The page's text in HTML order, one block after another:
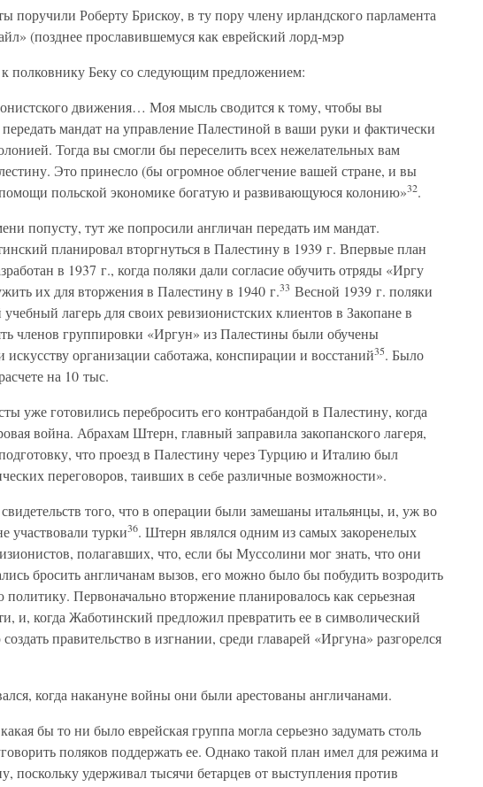
поручили Роберту Брискоу, в ту пору члену ирландского парламента
(позднее прославившемуся как еврейский лорд-мэр
к полковнику Беку со следующим предложением:
движения… Моя мысль сводится к тому, чтобы вы
мандат на управление Палестиной в ваши руки и фактически
Тогда вы смогли бы переселить всех нежелательных вам
Это принесло (бы огромное облегчение вашей стране, и вы
польской экономике богатую и развивающуюся колонию»32.
попусту, тут же попросили англичан передать им мандат.
планировал вторгнуться в Палестину в 1939 г. Впервые план
в 1937 г., когда поляки дали согласие обучить отряды «Иргу
их для вторжения в Палестину в 1940 г.33 Весной 1939 г. поляки
учебный лагерь для своих ревизионистских клиентов в Закопане в
членов группировки «Иргун» из Палестины были обучены
организации саботажа, конспирации и восстаний35. Было
на 10 тыс.
уже готовились перебросить его контрабандой в Палестину, когда
война. Абрахам Штерн, главный заправила закопанского лагеря,
что проезд в Палестину через Турцию и Италию был
переговоров, таивших в себе различные возможности».
того, что в операции были замешаны итальянцы, и, уж во
участвовали турки36. Штерн являлся одним из самых закоренелых
полагавших, что, если бы Муссолини мог знать, что они
бросить англичанам вызов, его можно было бы побудить возродить
Первоначально вторжение планировалось как серьезная
и, когда Жаботинский предложил превратить ее в символический
правительство в изгнании, среди главарей «Иргуна» разгорелся
когда накануне войны они были арестованы англичанами.
бы то ни было еврейская группа могла серьезно задумать столь
поляков поддержать ее. Однако такой план имел для режима и
поскольку удерживал тысячи бетарцев от выступления против